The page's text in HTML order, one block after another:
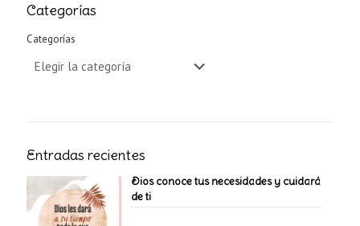
Categorías
Categorías
Entradas recientes
Dios conoce tus necesidades y cuidará
de ti